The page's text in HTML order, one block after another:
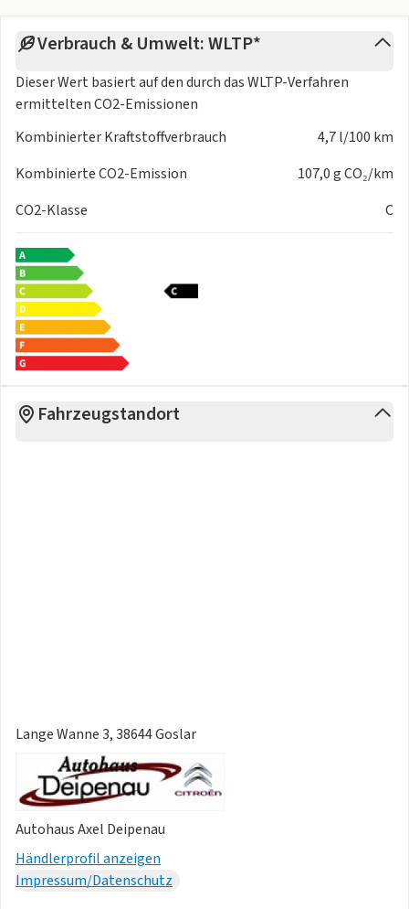
Verbrauch & Umwelt: WLTP*
Dieser Wert basiert auf den durch dasWLTP-Verfahren
ermittelten CO2-Emissionen
Kombinierter Kraftstoffverbrauch
4,7 l/100 km
Kombinierte CO2-Emission
107,0 g CO₂/km
CO2-Klasse
C
Fahrzeugstandort
Lange Wanne 3, 38644 Goslar
Autohaus Axel Deipenau
Händlerprofil anzeigen
Impressum/Datenschutz